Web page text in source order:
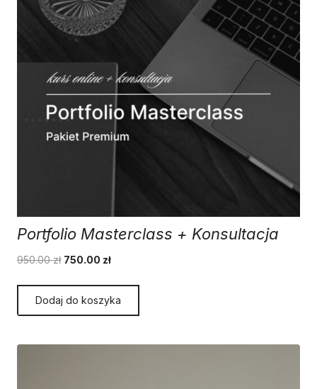
Portfolio Masterclass + Konsultacja
950.00zł Pierwotna
950.00 zł.
750.00 złAktualna
750.00 zł.
Dodaj do koszyka